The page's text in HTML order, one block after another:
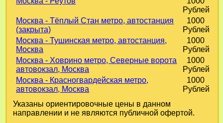
Рублей
Москва - Тёплый Стан метро, автостанция
(закрыта)
1000
Рублей
Москва - Тушинская метро, автостанция,
Москва
1000
Рублей
Москва - Ховрино метро, Северные ворота
автовокзал, Москва
1000
Рублей
Москва - Красногвардейская метро,
автовокзал, Москва
1000
Рублей
Указаны ориентировочные цены в данном
направлении и не являются публичной офертой.